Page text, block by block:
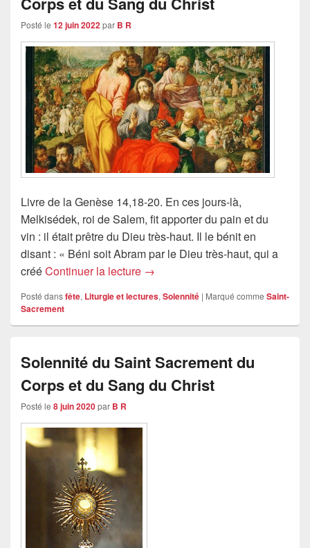
Posté le 12 juin 2022par B R
Livre de la Genèse 14,18-20. En ces jours-là,
Melkisédek, roi de Salem, fit apporter du pain et du
vin : il était prêtre du Dieu très-haut. Il le bénit en
disant : « Béni soit Abram par le Dieu très-haut, qui a
crééContinuer la lecture Solennité du Saint Sacrement
→
Posté dansfête, Liturgie et lectures, Solennité | Marqué comme Saint-
Sacrement
Solennité du Saint Sacrement du
Corps et du Sang du Christ
Posté le 8 juin 2020par B R